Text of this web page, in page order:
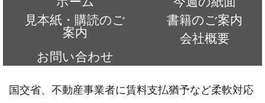
見本紙・購読のご
案内
書籍のご案内
会社概要
お問い合わせ
国交省、不動産事業者に賃料支払猶予など柔軟対応